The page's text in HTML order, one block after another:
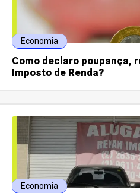
Economia
Como declaro poupança,
Imposto de Renda?
Economia